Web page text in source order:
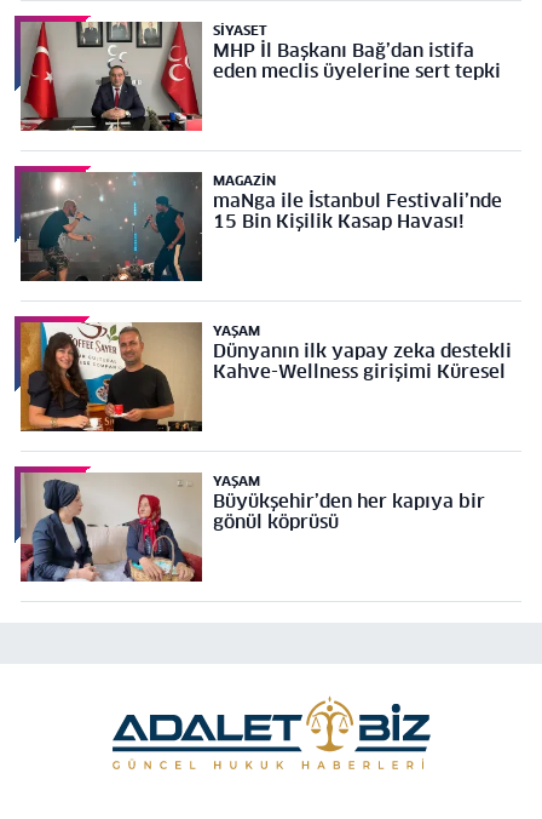
SIYASET
MHP İl Başkanı Bağ’dan istifa
eden meclis üyelerine sert tepki
MAGAZIN
maNga ile İstanbul Festivali’nde
15 Bin Kişilik Kasap Havası!
YAŞAM
Dünyanın ilk yapay zeka destekli
Kahve-Wellness girişimi Küresel
YAŞAM
Büyükşehir’den her kapıya bir
gönül köprüsü